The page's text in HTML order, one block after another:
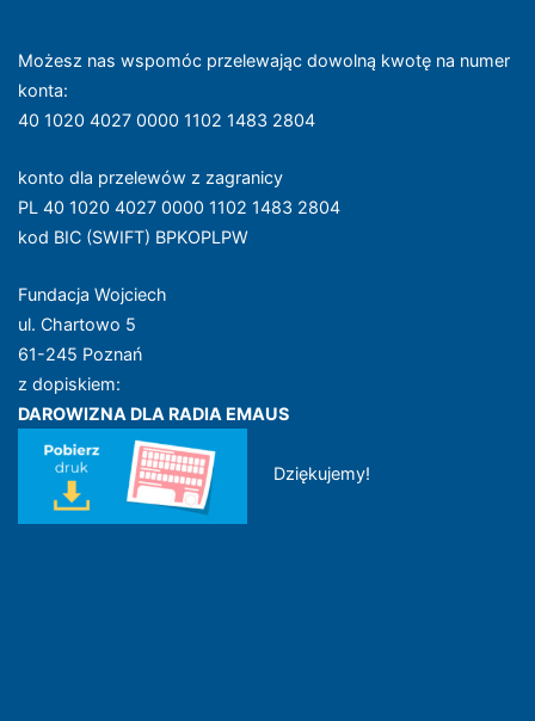
Możesz nas wspomóc przelewając dowolną kwotę na numer
konta:
40 1020 4027 0000 1102 1483 2804
konto dla przelewów z zagranicy
PL 40 1020 4027 0000 1102 1483 2804
kod BIC (SWIFT) BPKOPLPW
Fundacja Wojciech
ul. Chartowo 5
61-245 Poznań
z dopiskiem:
DAROWIZNA DLA RADIA EMAUS
Dziękujemy!